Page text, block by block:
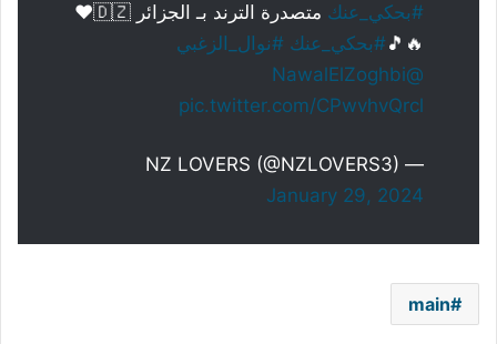
#بحكي_عنك
متصدرة الترند بـ الجزائر 🇩🇿❤️
🔥🎵 #بحكي_عنك #نوال_الزغبي
@NawalElZoghbi
pic.twitter.com/CPwvhvQrcl
— NZ LOVERS (@NZLOVERS3)
January 29, 2024
main